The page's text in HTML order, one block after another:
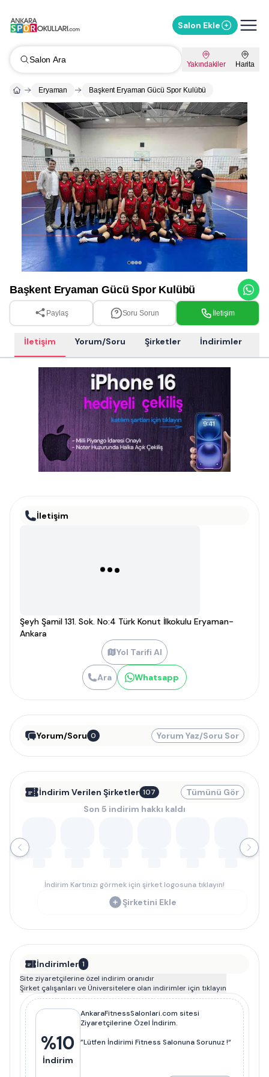
Salon Ekle
Salon Ara Yakındakiler Harita
Eryaman Başkent Eryaman Gücü Spor Kulübü
Whatsapp ile Mesaj Gönder
%10İndirimi Sor
Başkent Eryaman Gücü Spor Kulübü
Paylaş Soru Sorun İletişim
İletişim Yorum/Soru Şirketler İndirimler
İletişim
Şeyh Şamil 131. Sok. No:4 Türk Konut İlkokulu Eryaman-
Ankara
Yol Tarifi Al
Ara Whatsapp
Yorum/Soru 0 Yorum Yaz/Soru Sor
İndirim Verilen Şirketler 107
Tümünü Gör
Son 5 indirim hakkı kaldı
İndirim Kartınızı görmek için şirket logosuna tıklayın!
Şirketini Ekle
İndirimler 1
Site ziyaretçilerine özel indirim oranıdır
Şirket çalışanları ve Üniversitelere olan indirimler için tıklayın
%10
İndirim
AnkaraFitnessSalonlari.com sitesi
Ziyaretçilerine Özel İndirim.
”Lütfen İndirimi Fitness Salonuna Sorunuz !“